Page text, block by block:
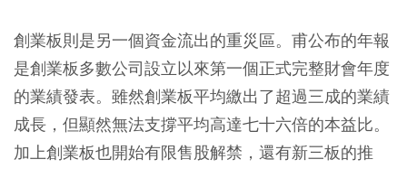
創業板則是另一個資金流出的重災區。甫公布的年報
是創業板多數公司設立以來第一個正式完整財會年度
的業績發表。雖然創業板平均繳出了超過三成的業績
成長，但顯然無法支撐平均高達七十六倍的本益比。
加上創業板也開始有限售股解禁，還有新三板的推